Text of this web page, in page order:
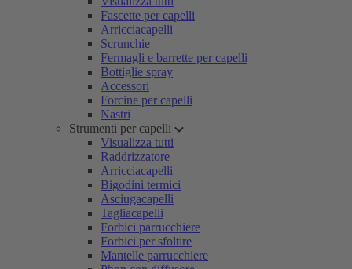
Fascette per capelli
Arricciacapelli
Scrunchie
Fermagli e barrette per capelli
Bottiglie spray
Accessori
Forcine per capelli
Nastri
Strumenti per capelli
Visualizza tutti
Raddrizzatore
Arricciacapelli
Bigodini termici
Asciugacapelli
Tagliacapelli
Forbici parrucchiere
Forbici per sfoltire
Mantelle parrucchiere